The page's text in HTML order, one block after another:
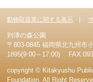
動物取扱業に関する表示
到津の森公園
〒803-0845 福岡県北九州市
1895(9:00～17:00)
copyright © Kitakyushu
Foundation. All Right